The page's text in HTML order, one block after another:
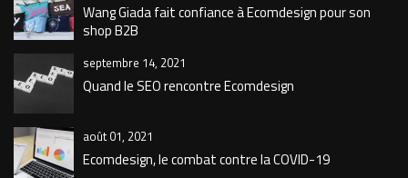
Wang Giada fait confiance à Ecomdesign pour son
shop B2B
septembre 14, 2021
Quand le SEO rencontre Ecomdesign
août 01, 2021
Ecomdesign, le combat contre la COVID-19